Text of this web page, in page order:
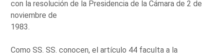
con la resolución de la Presidencia de la Cámara de 2 de
noviembre de
1983.
Como SS. SS. conocen, el artículo 44 faculta a la